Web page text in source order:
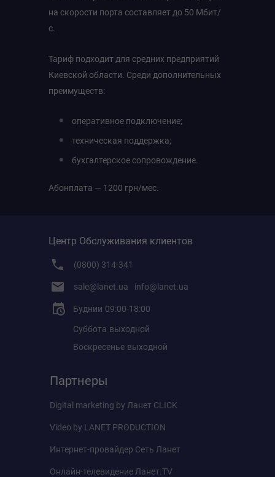
на скорости порта составляет до 50 Мбит/
с.
Тариф подходит для средних предприятий
Киевской области. Среди дополнительных
преимуществ:
оперативное подключение;
техническая поддержка;
бухгалтерское сопровождение.
Абонплата — 1200 грн/мес.
Центр Обслуживания клиентов
(0800) 314-341
sale@lanet.ua info@lanet.ua
Буднии 09:00-18:00
Суббота выходной
Воскресенье выходной
Партнеры
Digital marketing by Ланет CLICK
Video by LANET PRODUCTION
Интернет-провайдер Сеть Ланет
Онлайн-телевидение Ланет.TV